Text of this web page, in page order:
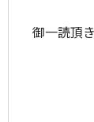
御一読頂